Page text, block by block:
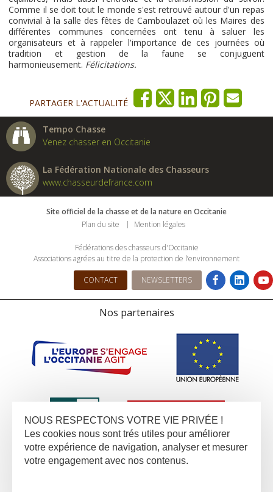
Comme il se doit tout le monde s'est retrouvé autour d'un repas
convivial à la salle des fêtes de Camboulazet où les Maires des
différentes communes concernées ont tenu à saluer les
organisateurs et à rappeler l'importance de ces journées où
tradition et gestion de la faune se conjuguent
harmonieusement. Félicitations.
PARTAGER L'ACTUALITÉ
Tempo Chasse
Venez chasser en Occitanie
La Fédération Nationale des Chasseurs
www.chasseurdefrance.com
Site officiel de la chasse et de la nature en Occitanie
Plan du site
Mention légales
Fédérations des chasseurs d'Occitanie
Associations agrées au titre de la protection de l’environnement
CONTACT NEWSLETTERS
Nos partenaires
NOUS RESPECTONS VOTRE VIE PRIVÉE !
Les cookies nous sont trés utiles pour améliorer
votre expérience de navigation, analyser et mesurer
votre engagement avec nos contenus.